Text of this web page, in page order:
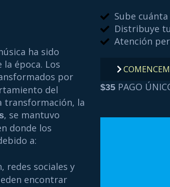
ha sido
época. Los
por
del
transformación, la
, se mantuvo
donde los
a:
redes sociales y
encontrar
Sube
Distribuye
Atención
$35 PAGO